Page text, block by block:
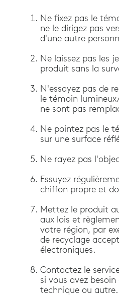
Ne fixez pas le
ne le dirigez pas
d'une autre
Ne laissez pas les
produit sans la
N'essayez pas de
le témoin
ne sont pas
Ne pointez pas le
sur une surface
Ne rayez pas
Essuyez
chiffon propre et
Mettez le produit
aux lois et
votre région, par
de recyclage
électroniques.
Contactez le
si vous avez
technique ou autre.